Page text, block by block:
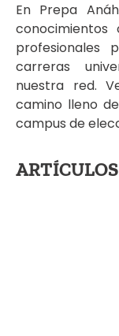
En Prepa
profesionales
carreras
nuestra red.
camino lleno
campus de